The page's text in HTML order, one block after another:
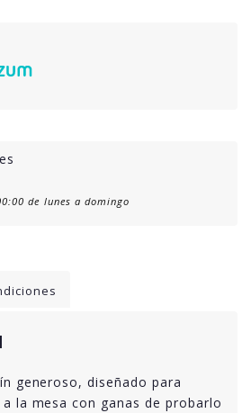
de lunes a domingo
generoso, diseñado para
la mesa con ganas de probarlo